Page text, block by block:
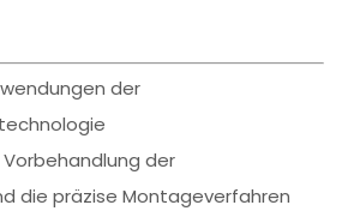
der
der
die präzise Montageverfahren